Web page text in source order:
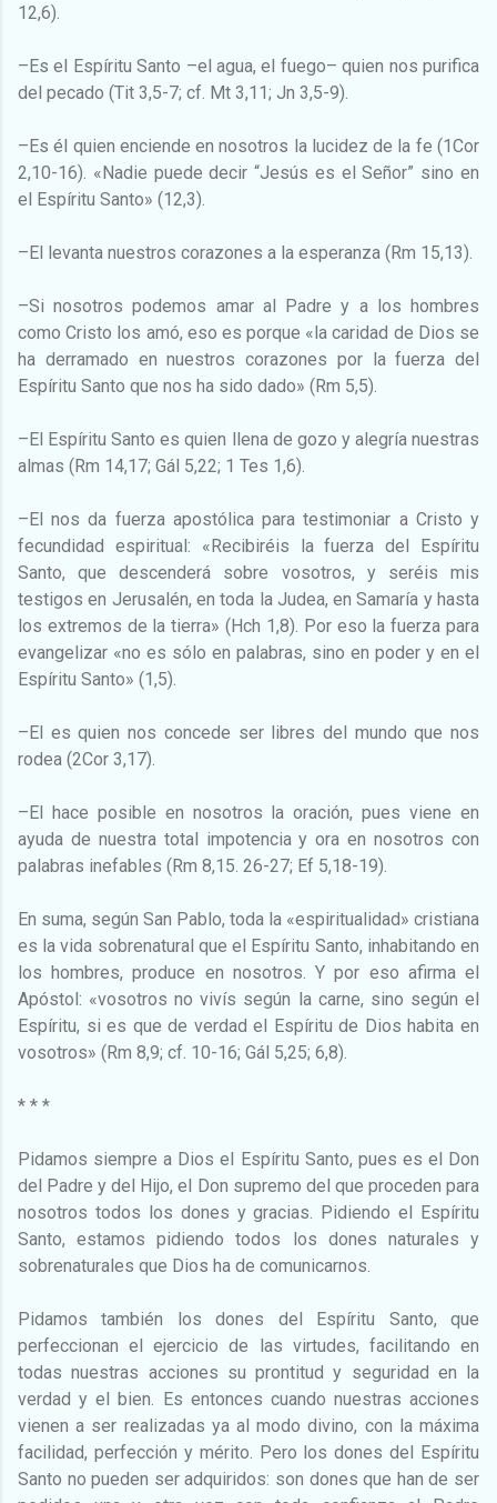
12,6).
–Es el Espíritu Santo –el agua, el fuego– quien nos purifica
del pecado (Tit 3,5-7; cf. Mt 3,11; Jn 3,5-9).
–Es él quien enciende en nosotros la lucidez de la fe (1Cor
2,10-16). «Nadie puede decir “Jesús es el Señor” sino en
el Espíritu Santo» (12,3).
–El levanta nuestros corazones a la esperanza (Rm 15,13).
–Si nosotros podemos amar al Padre y a los hombres
como Cristo los amó, eso es porque «la caridad de Dios se
ha derramado en nuestros corazones por la fuerza del
Espíritu Santo que nos ha sido dado» (Rm 5,5).
–El Espíritu Santo es quien llena de gozo y alegría nuestras
almas (Rm 14,17; Gál 5,22; 1 Tes 1,6).
–El nos da fuerza apostólica para testimoniar a Cristo y
fecundidad espiritual: «Recibiréis la fuerza del Espíritu
Santo, que descenderá sobre vosotros, y seréis mis
testigos en Jerusalén, en toda la Judea, en Samaría y hasta
los extremos de la tierra» (Hch 1,8). Por eso la fuerza para
evangelizar «no es sólo en palabras, sino en poder y en el
Espíritu Santo» (1,5).
–El es quien nos concede ser libres del mundo que nos
rodea (2Cor 3,17).
–El hace posible en nosotros la oración, pues viene en
ayuda de nuestra total impotencia y ora en nosotros con
palabras inefables (Rm 8,15. 26-27; Ef 5,18-19).
En suma, según San Pablo, toda la «espiritualidad» cristiana
es la vida sobrenatural que el Espíritu Santo, inhabitando en
los hombres, produce en nosotros. Y por eso afirma el
Apóstol: «vosotros no vivís según la carne, sino según el
Espíritu, si es que de verdad el Espíritu de Dios habita en
vosotros» (Rm 8,9; cf. 10-16; Gál 5,25; 6,8).
* * *
Pidamos siempre a Dios el Espíritu Santo, pues es el Don
del Padre y del Hijo, el Don supremo del que proceden para
nosotros todos los dones y gracias. Pidiendo el Espíritu
Santo, estamos pidiendo todos los dones naturales y
sobrenaturales que Dios ha de comunicarnos.
Pidamos también los dones del Espíritu Santo, que
perfeccionan el ejercicio de las virtudes, facilitando en
todas nuestras acciones su prontitud y seguridad en la
verdad y el bien. Es entonces cuando nuestras acciones
vienen a ser realizadas ya al modo divino, con la máxima
facilidad, perfección y mérito. Pero los dones del Espíritu
Santo no pueden ser adquiridos: son dones que han de ser